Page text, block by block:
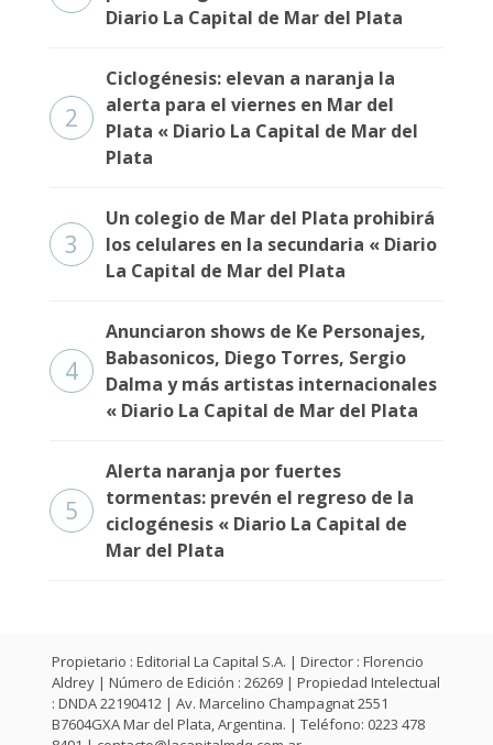
Diario La Capital de Mar del Plata
2
Ciclogénesis: elevan a naranja la
alerta para el viernes en Mar del
Plata « Diario La Capital de Mar del
Plata
3
Un colegio de Mar del Plata prohibirá
los celulares en la secundaria « Diario
La Capital de Mar del Plata
4
Anunciaron shows de Ke Personajes,
Babasonicos, Diego Torres, Sergio
Dalma y más artistas internacionales
« Diario La Capital de Mar del Plata
5
Alerta naranja por fuertes
tormentas: prevén el regreso de la
ciclogénesis « Diario La Capital de
Mar del Plata
Propietario : Editorial La Capital S.A. | Director : Florencio
Aldrey | Número de Edición : 26269 | Propiedad Intelectual
: DNDA 22190412 | Av. Marcelino Champagnat 2551
B7604GXA Mar del Plata, Argentina. | Teléfono: 0223 478